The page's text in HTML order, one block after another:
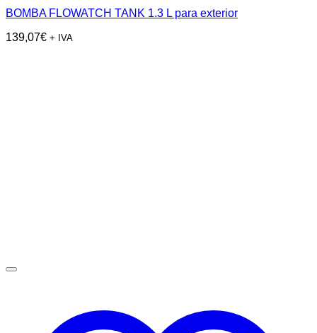
BOMBA FLOWATCH TANK 1.3 L para exterior
139,07€ + IVA